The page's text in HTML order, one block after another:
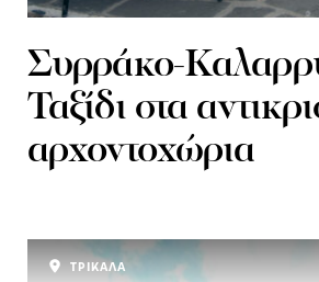
Συρράκο-
Ταξίδι στα
αρχοντοχώρια
ΤΡΙΚΑΛΑ